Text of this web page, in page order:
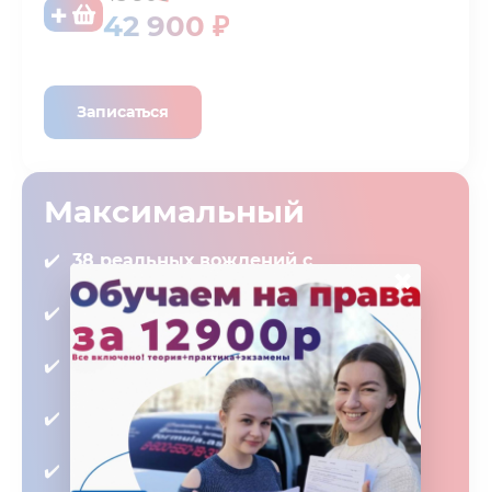
42 900 ₽
Записаться
Максимальный
38 реальных вождений с
инструктором в городе
1 вождение по практической теории
бесплатно
Интенсив на экзаменационном
маршруте бесплатно
ИМИТАЦИЯ ГОС. ЭКЗАМЕНА
БЕСПЛАТНО
ПЕРЕСДАЧИ ГОС. ЭКЗАМЕНА В
×